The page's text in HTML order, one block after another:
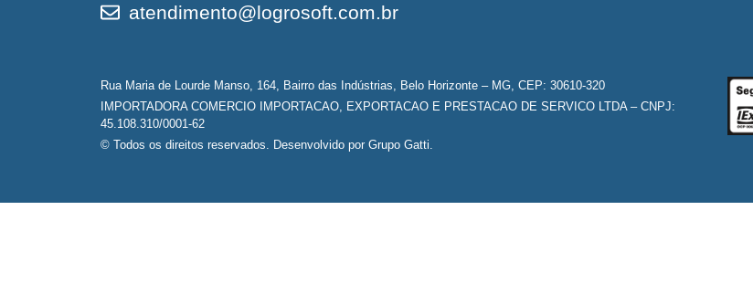
atendimento@logrosoft.com.br
Rua Maria de Lourde Manso, 164, Bairro das Indústrias, Belo Horizonte – MG, CEP: 30610-320
IMPORTADORA COMERCIO IMPORTACAO, EXPORTACAO E PRESTACAO DE SERVICO LTDA – CNPJ:
45.108.310/0001-62
© Todos os direitos reservados. Desenvolvido por Grupo Gatti.